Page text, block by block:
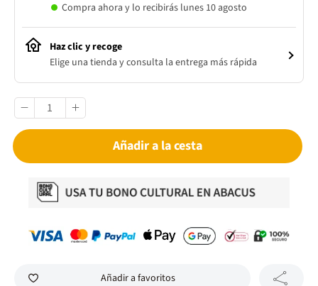
Compra ahora y lo recibirás lunes 10 agosto
Haz clic y recoge
Elige una tienda y consulta la entrega más rápida
Añadir a la cesta
Añadir a favoritos